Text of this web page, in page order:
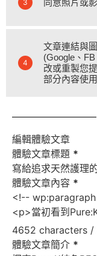
3
4
文章連結與
(Google、
改或重製您
部分內容使
編輯體驗文章
體驗文章標題 *
體驗文章內容 *
4652 characters
體驗文章簡介 *